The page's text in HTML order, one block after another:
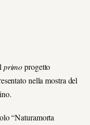
primoprogetto
nella mostra del
“Naturamorta